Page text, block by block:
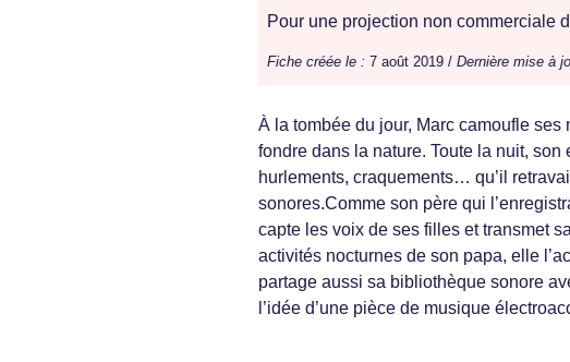
Pour une projection non commerciale
Fiche créée le : 7 août 2019 / Dernière mise à
À la tombée du jour, Marc camoufle
fondre dans la nature. Toute la nuit,
hurlements, craquements… qu’il
sonores.Comme son père qui
capte les voix de ses filles et transmet
activités nocturnes de son papa, elle
partage aussi sa bibliothèque sonore
l’idée d’une pièce de musique